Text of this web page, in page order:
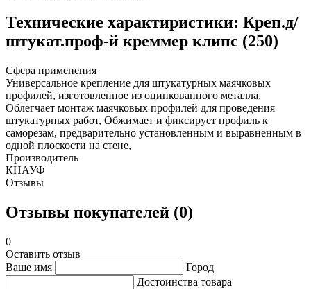
Технические характиристики: Креп.д/
штукат.проф-й креммер клипс (250)
Сфера применения
Универсальное крепление для штукатурных маячковых
профилей, изготовленное из оцинкованного металла,
Облегчает монтаж маячковых профилей для проведения
штукатурных работ, Обжимает и фиксирует профиль к
саморезам, предварительно установленным и выравненным в
одной плоскости на стене,
Производитель
КНАУФ
Отзывы
Отзывы покупателей (0)
0
Оставить отзыв
Ваше имя
Город
Достоинства товара